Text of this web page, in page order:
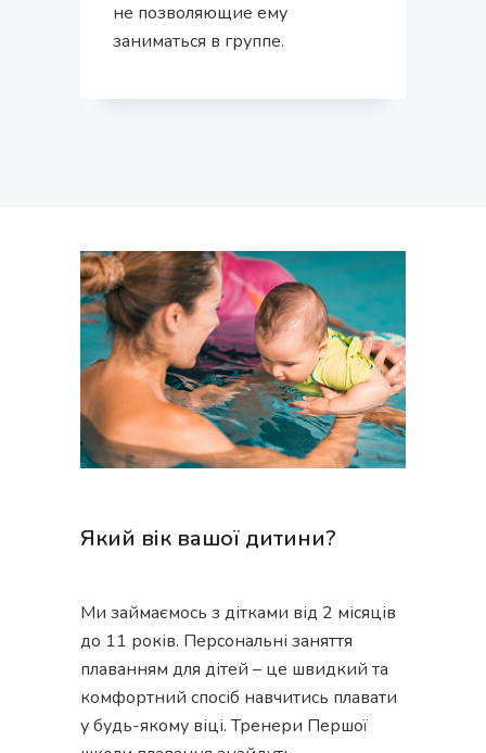
не позволяющие ему
заниматься в группе.
Який вік вашої дитини?
Ми займаємось з дітками від 2 місяців
до 11 років. Персональні заняття
плаванням для дітей – це швидкий та
комфортний спосіб навчитись плавати
у будь-якому віці. Тренери Першої